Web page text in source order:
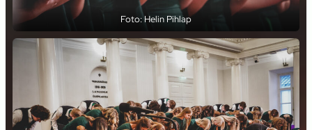
Foto: Helin Pihlap